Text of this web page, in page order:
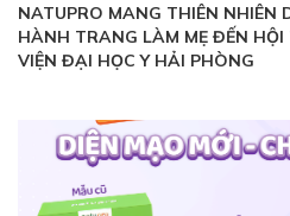
NATUPRO MANG THIÊN NHIÊN
HÀNH TRANG LÀM MẸ ĐẾN
VIỆN ĐẠI HỌC Y HẢI PHÒNG